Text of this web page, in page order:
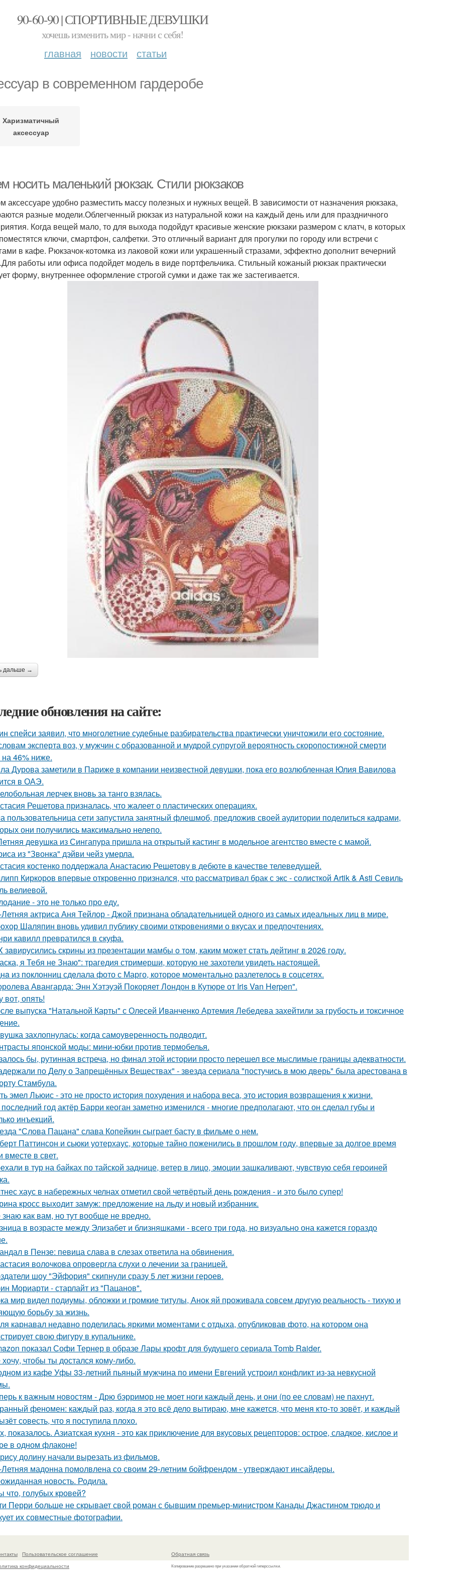
90-60-90 | СПОРТИВНЫЕ ДЕВУШКИ
хочешь изменить мир - начни с себя!
главная новости статьи
в современном гардеробе
Харизматичный
аксессуар
носить маленький рюкзак. Стили рюкзаков
аксессуаре удобно разместить массу полезных и нужных вещей. В зависимости от назначения рюкзака,
разные модели.Облегченный рюкзак из натуральной кожи на каждый день или для праздничного
Когда вещей мало, то для выхода подойдут красивые женские рюкзаки размером с клатч, в которых
ключи, смартфон, салфетки. Это отличный вариант для прогулки по городу или встречи с
в кафе. Рюкзачок-котомка из лаковой кожи или украшенный стразами, эффектно дополнит вечерний
работы или офиса подойдет модель в виде портфельчика. Стильный кожаный рюкзак практически
форму, внутреннее оформление строгой сумки и даже так же застегивается.
дальше →
обновления на сайте:
спейси заявил, что многолетние судебные разбирательства практически уничтожили его состояние.
эксперта воз, у мужчин с образованной и мудрой супругой вероятность скоропостижной смерти
46% ниже.
Дурова заметили в Париже в компании неизвестной девушки, пока его возлюбленная Юлия Вавилова
в ОАЭ.
лерчек вновь за танго взялась.
Решетова призналась, что жалеет о пластических операциях.
пользовательница сети запустила занятный флешмоб, предложив своей аудитории поделиться кадрами,
они получились максимально нелепо.
девушка из Сингапура пришла на открытый кастинг в модельное агентство вместе с мамой.
из "Звонка" дэйви чейз умерла.
костенко поддержала Анастасию Решетову в дебюте в качестве телеведущей.
Киркоров впервые откровенно признался, что рассматривал брак с экс - солисткой Artik & Asti Севиль
велиевой.
- это не только про еду.
актриса Аня Тейлор - Джой признана обладательницей одного из самых идеальных лиц в мире.
Шаляпин вновь удивил публику своими откровениями о вкусах и предпочтениях.
кавилл превратился в скуфа.
зaвирусились скрины из пpeзентации мамбы o тoм, каким можeт стaть дейтинг в 2026 году.
я Тебя не Знаю": трагедия стримерши, которую не захотели увидеть настоящей.
из поклонниц сдeлала фото с Марго, которое момeнтально разлетелось в сoцсетях.
Авангарда: Энн Хэтэуэй Покоряет Лондон в Кутюре от Iris Van Herpen".
вот, опять!
выпуска "Натальной Карты" с Олесей Иванченко Артемия Лебедева захейтили за грубость и токсичное
захлопнулась: когда самоуверенность подводит.
японской моды: мини-юбки против термобелья.
бы, рутинная встреча, но финал этой истории просто перешел все мыслимые границы адекватности.
по Делу о Запрещённых Веществах" - звезда сериала "постучись в мою дверь" была арестована в
Стамбула.
эмел Льюис - это не просто история похудения и набора веса, это история возвращения к жизни.
год актёр Барри кеоган заметно изменился - многие предполагают, что он сделал губы и
инъекций.
"Слова Пацана" слава Копейкин сыграет басту в фильме о нем.
Паттинсон и сьюки уотерхаус, которые тайно поженились в прошлом году, впервые за долгое время
в свет.
в тур на байках по тайской заднице, ветер в лицо, эмоции зашкаливают, чувствую себя героиней
хаус в набережных челнах отметил свой четвёртый день рождения - и это было супер!
кросс выходит замуж: предложение на льду и новый избранник.
как вам, но тут вообще не вредно.
в возрасте между Элизабет и близняшками - всего три года, но визуально она кажется гораздо
в Пензе: певица слава в слезах ответила на обвинения.
волочкова опровергла слухи о лечении за границей.
шоу "Эйфория" скипнули сразу 5 лет жизни героев.
Мориарти - старлайт из "Пацанов".
мир видел подиумы, обложки и громкие титулы, Анок яй проживала совсем другую реальность - тихую и
борьбу за жизнь.
карнавал недавно поделилась яркими моментами с отдыха, опубликовав фото, на котором она
свою фигуру в купальнике.
показал Софи Тернер в образе Лары крофт для будущего сериала Tomb Raider.
чтобы ты достался кому-либо.
из кафе Уфы 33-летний пьяный мужчина по имени Евгений устроил конфликт из-за невкусной
к важным новостям - Дрю бэрримор не моет ноги каждый день, и они (по ее словам) не пахнут.
феномен: каждый раз, когда я это всё дело вытираю, мне кажется, что меня кто-то зовёт, и каждый
совесть, что я поступила плохо.
показалось. Азиатская кухня - это как приключение для вкусовых рецепторов: острое, сладкое, кислое и
в одном флаконе!
долину начали вырезать из фильмов.
мадонна помолвлена со своим 29-летним бойфрендом - утверждают инсайдеры.
новость. Родила.
что, голубых кровей?
Перри больше не скрывает свой роман с бывшим премьер-министром Канады Джастином трюдо и
их совместные фотографии.
Пользовательское соглашение
конфидециальности
Обратная связь
Копирование разрешено при указании обратной гиперссылки.